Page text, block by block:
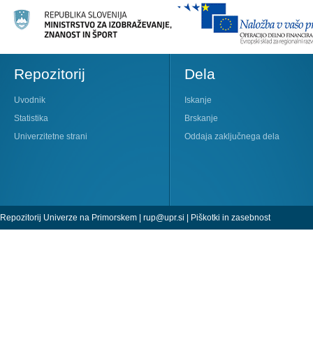
Repozitorij
Uvodnik
Statistika
Univerzitetne strani
Dela
Iskanje
Brskanje
Oddaja zaključnega dela
Repozitorij Univerze na Primorskem | rup@upr.si | Piškotki in zasebnost